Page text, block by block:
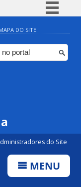
BR
Participe
DO SITE
do Site
MENU